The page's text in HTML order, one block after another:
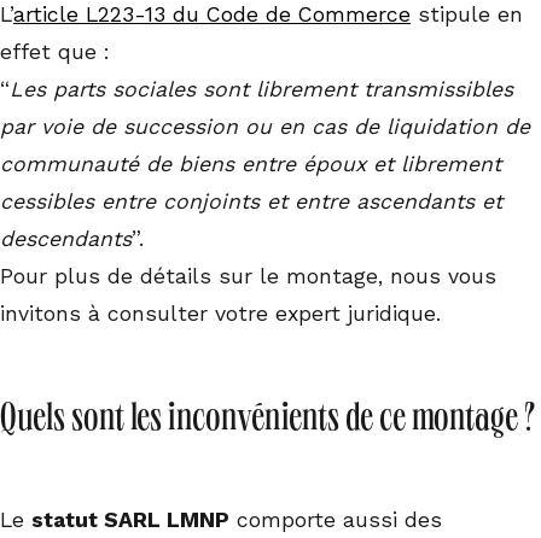
L’article L223-13 du Code de Commerce stipule en
effet que :
“Les parts sociales sont librement transmissibles
par voie de succession ou en cas de liquidation de
communauté de biens entre époux et librement
cessibles entre conjoints et entre ascendants et
descendants”.
Pour plus de détails sur le montage, nous vous
invitons à consulter votre expert juridique.
Quels sont les inconvénients de ce montage ?
Le statut SARL LMNP comporte aussi des